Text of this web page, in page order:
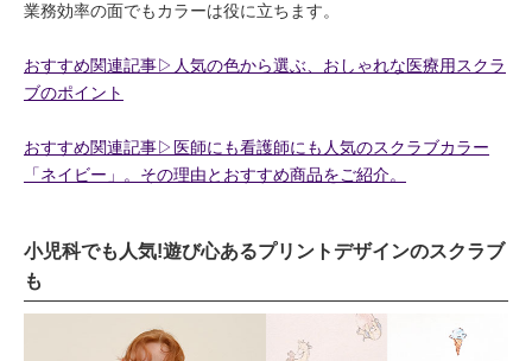
業務効率の面でもカラーは役に立ちます。
おすすめ関連記事▷人気の色から選ぶ、おしゃれな医療用スクラ
ブのポイント
おすすめ関連記事▷医師にも看護師にも人気のスクラブカラー
「ネイビー」。その理由とおすすめ商品をご紹介。
小児科でも人気!遊び心あるプリントデザインのスクラブ
も